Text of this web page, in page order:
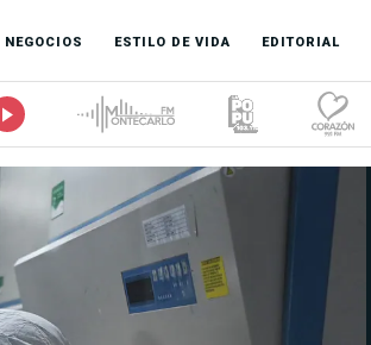
NEGOCIOS ESTILO DE VIDA EDITORIAL